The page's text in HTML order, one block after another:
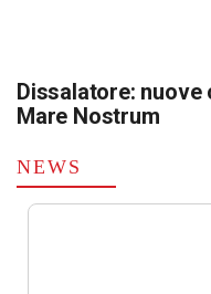
Dissalatore:
Mare Nostrum
NEWS